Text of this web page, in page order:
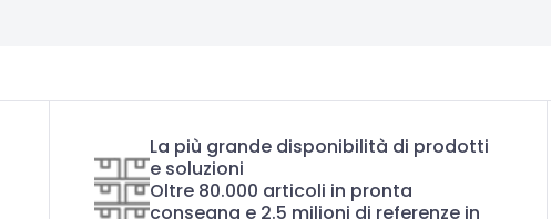
La più grande disponibilità di prodotti
e soluzioni
Oltre 80.000 articoli in pronta
consegna e 2.5 milioni di referenze in